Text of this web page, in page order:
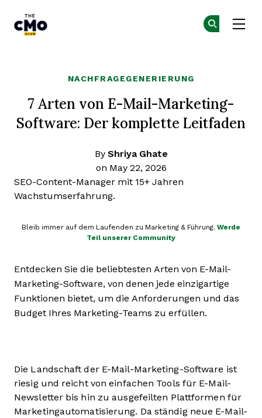
NACHFRAGEGENERIERUNG
7 Arten von E-Mail-Marketing-
Software: Der komplette Leitfaden
By Shriya Ghate
on May 22, 2026
SEO-Content-Manager mit 15+ Jahren
Wachstumserfahrung.
Bleib immer auf dem Laufenden zu Marketing & Führung. Werde
Teil unserer Community
Entdecken Sie die beliebtesten Arten von E-Mail-
Marketing-Software, von denen jede einzigartige
Funktionen bietet, um die Anforderungen und das
Budget Ihres Marketing-Teams zu erfüllen.
Die Landschaft der E-Mail-Marketing-Software ist
riesig und reicht von einfachen Tools für E-Mail-
Newsletter bis hin zu ausgefeilten Plattformen für
Marketingautomatisierung. Da ständig neue E-Mail-